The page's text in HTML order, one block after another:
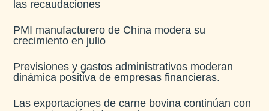
las recaudaciones​
PMI manufacturero de China modera su
crecimiento en julio​
Previsiones y gastos administrativos moderan
dinámica positiva de empresas financieras​.
Las exportaciones de carne bovina continúan con